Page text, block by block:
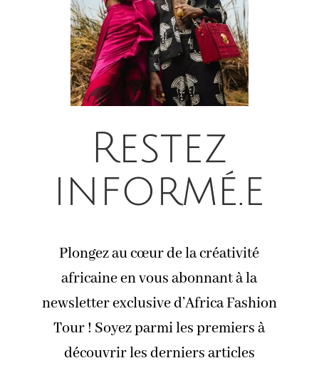
Restez
informé.e
Plongez au cœur de la créativité
africaine en vous abonnant à la
newsletter exclusive d’Africa Fashion
Tour ! Soyez parmi les premiers à
découvrir les derniers articles